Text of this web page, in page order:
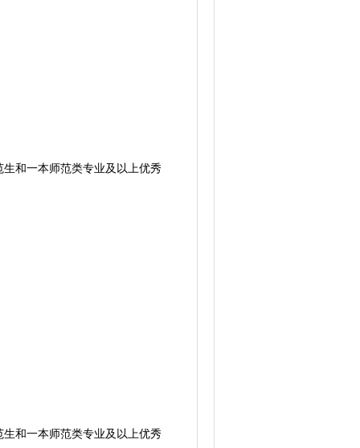
和一本师范类专业及以上优秀
和一本师范类专业及以上优秀